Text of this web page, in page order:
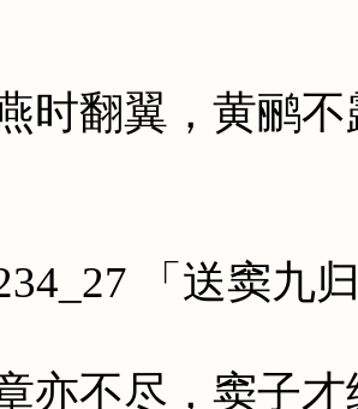
翻翼，黄鹂不
「送窦九归
不尽，窦子才